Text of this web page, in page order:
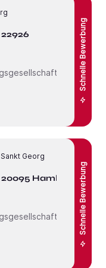
Schnelle Bewerbung
Georg
Hamburg
Schnelle Bewerbung